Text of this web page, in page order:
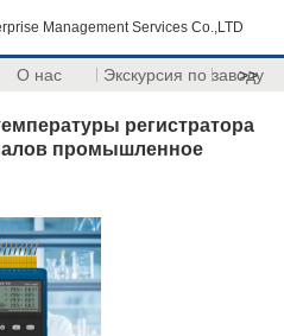
Management Services Co.,LTD
О нас Экскурсия по заводу
>>
регистратора
промышленное